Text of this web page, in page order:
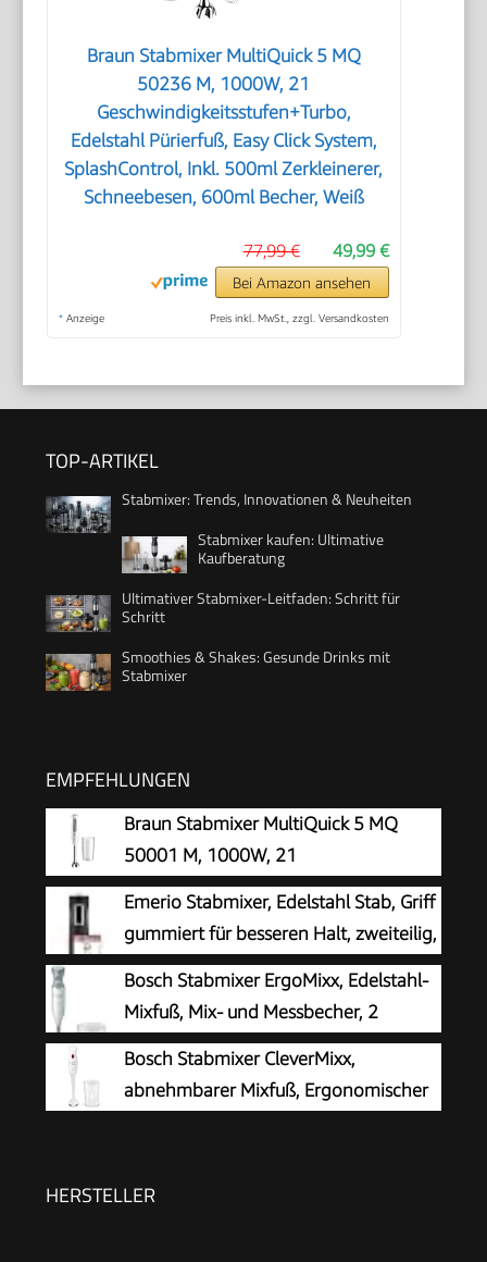
Braun Stabmixer MultiQuick 5 MQ
50236 M, 1000W, 21
Geschwindigkeitsstufen+Turbo,
Edelstahl Pürierfuß, Easy Click System,
SplashControl, Inkl. 500ml Zerkleinerer,
Schneebesen, 600ml Becher, Weiß
49,99 €
77,99 €
Bei Amazon ansehen
* Anzeige Preis inkl. MwSt., zzgl. Versandkosten
TOP-ARTIKEL
Stabmixer: Trends, Innovationen & Neuheiten
Stabmixer kaufen: Ultimative
Kaufberatung
Ultimativer Stabmixer-Leitfaden: Schritt für
Schritt
Smoothies & Shakes: Gesunde Drinks mit
Stabmixer
EMPFEHLUNGEN
Braun Stabmixer MultiQuick 5 MQ
50001 M, 1000W, 21
Geschwindigkeitsstufen+Turbo,
Edelstahl Pürierfuß, Easy Click System,
SplashControl, Inkl. 600ml Becher, Weiß
Emerio Stabmixer, Edelstahl Stab, Griff
gummiert für besseren Halt, zweiteilig,
2 Geschwindigkeiten,
PREIS-/LEISTUNGSSIEGER 05/2017,
250 Watt, HB-111446 Schwarz
Bosch Stabmixer ErgoMixx, Edelstahl-
Mixfuß, Mix- und Messbecher, 2
Geschwindigkeitsstufen, leichtes
Gehäuse, 4-Klingen-Messer, einfache
Reinigung, 600 W, weiß/grau, MSM66110
Bosch Stabmixer CleverMixx,
abnehmbarer Mixfuß, Ergonomischer
MSM14000
HERSTELLER